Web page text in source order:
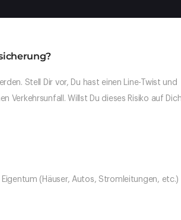
Stell Dir vor, Du hast einen Line-Twist und
Verkehrsunfall. Willst Du dieses Risiko auf
(Häuser, Autos, Stromleitungen, etc.)